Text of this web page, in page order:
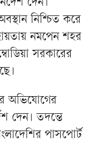
দেন।
নিশ্চিত করে
নমপেন শহর
সরকারের
অভিযোগের
দেন। তদন্তে
পাসপোর্ট